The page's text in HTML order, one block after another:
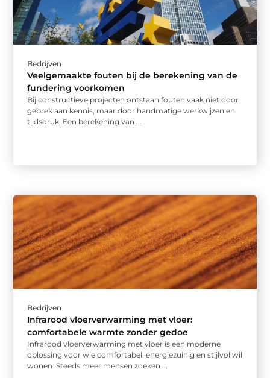
Bedrijven
Veelgemaakte fouten bij de berekening van de
fundering voorkomen
Bij constructieve projecten ontstaan fouten vaak niet door
gebrek aan kennis, maar door handmatige werkwijzen en
tijdsdruk. Een berekening van ...
Bedrijven
Infrarood vloerverwarming met vloer:
comfortabele warmte zonder gedoe
Infrarood vloerverwarming met vloer is een moderne
oplossing voor wie comfortabel, energiezuinig en stijlvol wil
wonen. Steeds meer mensen zoeken ...